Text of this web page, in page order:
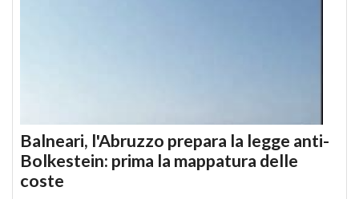
Balneari, l'Abruzzo prepara la legge anti-
Bolkestein: prima la mappatura delle
coste